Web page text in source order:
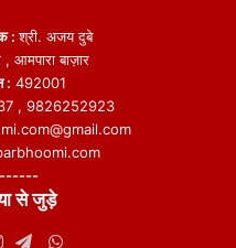
:श्री. अजय दुबे
आमपारा बाज़ार
: 492001
, 9826252923
से जुड़े
WhatsApp